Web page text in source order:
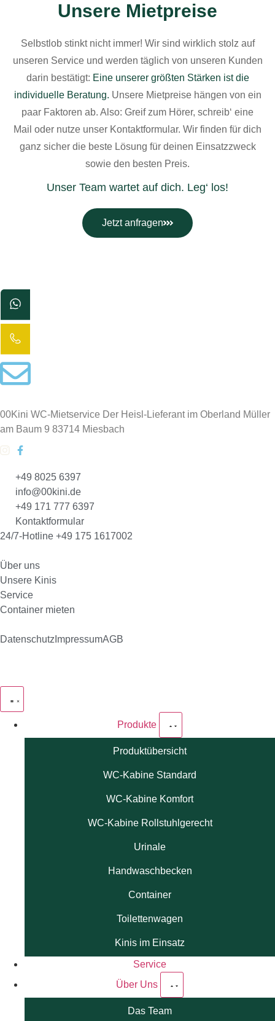
Unsere Mietpreise
Selbstlob stinkt nicht immer! Wir sind wirklich stolz auf
unseren Service und werden täglich von unseren Kunden
darin bestätigt: Eine unserer größten Stärken ist die
individuelle Beratung. Unsere Mietpreise hängen von ein
paar Faktoren ab. Also: Greif zum Hörer, schreib‘ eine
Mail oder nutze unser Kontaktformular. Wir finden für dich
ganz sicher die beste Lösung für deinen Einsatzzweck
sowie den besten Preis.
Unser Team wartet auf dich. Leg‘ los!
Jetzt anfragen
00Kini WC-Mietservice Der Heisl-Lieferant im Oberland Müller
am Baum 9 83714 Miesbach
+49 8025 6397
info@00kini.de
+49 171 777 6397
Kontaktformular
24/7-Hotline +49 175 1617002
Über uns
Unsere Kinis
Service
Container mieten
Datenschutz ImpressumAGB
Produkte
Produktübersicht
WC-Kabine Standard
WC-Kabine Komfort
WC-Kabine Rollstuhlgerecht
Urinale
Handwaschbecken
Container
Toilettenwagen
Kinis im Einsatz
Service
Über Uns
Das Team